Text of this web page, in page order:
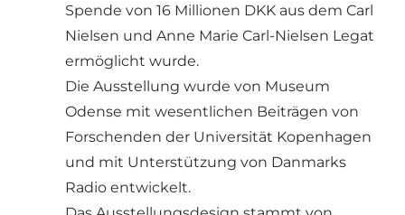
Spende von 16 Millionen DKK aus dem Carl
Nielsen und Anne Marie Carl-Nielsen Legat
ermöglicht wurde.
Die Ausstellung wurde von Museum
Odense mit wesentlichen Beiträgen von
Forschenden der Universität Kopenhagen
und mit Unterstützung von Danmarks
Radio entwickelt.